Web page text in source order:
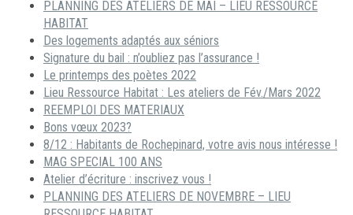
PLANNING DES ATELIERS DE MAI – LIEU RESSOURCE
HABITAT
Des logements adaptés aux séniors
Signature du bail : n’oubliez pas l’assurance !
Le printemps des poètes 2022
Lieu Ressource Habitat : Les ateliers de Fév./Mars 2022
REEMPLOI DES MATERIAUX
Bons vœux 2023?
8/12 : Habitants de Rochepinard, votre avis nous intéresse !
MAG SPECIAL 100 ANS
Atelier d’écriture : inscrivez vous !
PLANNING DES ATELIERS DE NOVEMBRE – LIEU